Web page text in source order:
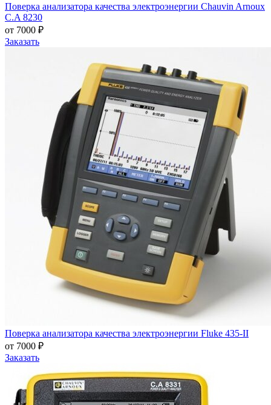
Поверка анализатора качества электроэнергии Chauvin Arnoux
C.A 8230
от 7000 ₽
Заказать
Поверка анализатора качества электроэнергии Fluke 435-II
от 7000 ₽
Заказать